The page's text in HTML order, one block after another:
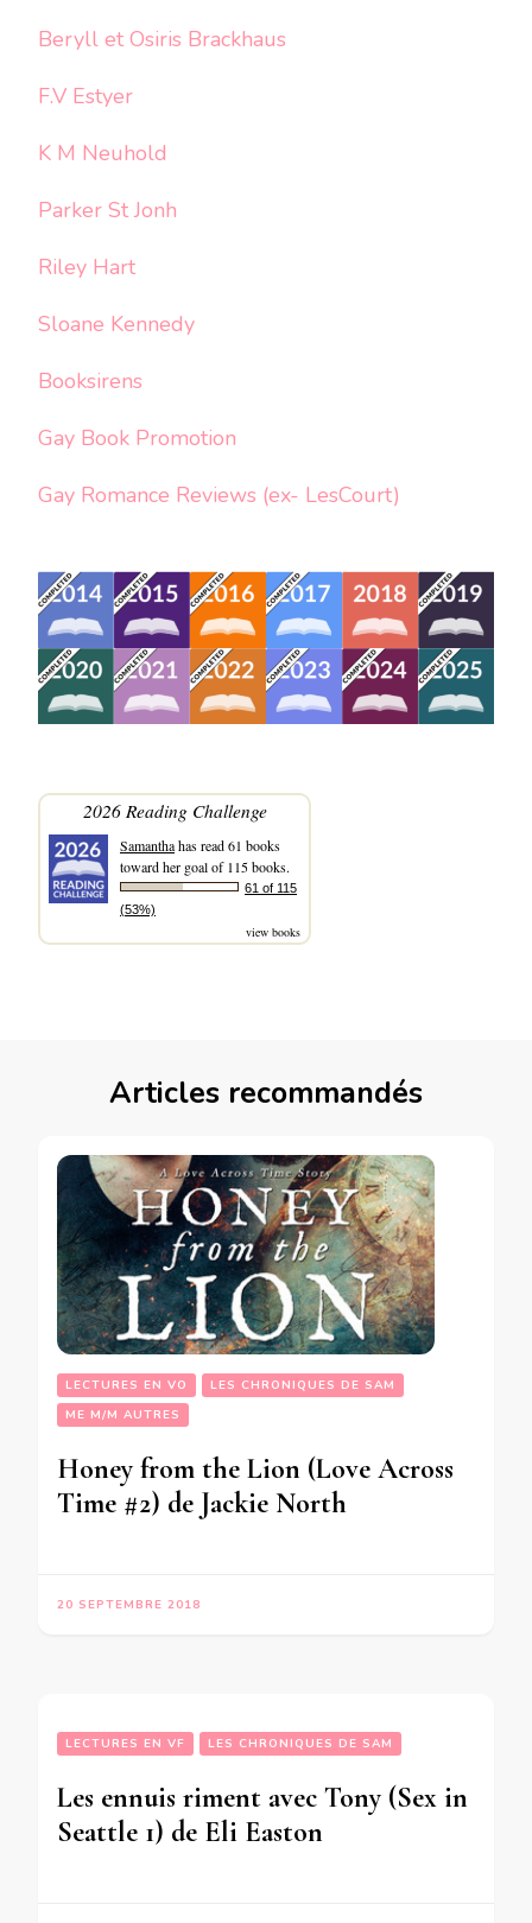
Beryll et Osiris Brackhaus
F.V Estyer
K M Neuhold
Parker St Jonh
Riley Hart
Sloane Kennedy
Booksirens
Gay Book Promotion
Gay Romance Reviews (ex- LesCourt)
2026 Reading Challenge
Samanthahas read 61 books
toward her goal of 115 books.
61 of 115
(53%)
view books
Articles recommandés
LECTURES EN VO
LES CHRONIQUES DE SAM
ME M/M AUTRES
Honey from the Lion (Love Across
Time #2) de Jackie North
20 SEPTEMBRE 2018
LECTURES EN VF LES CHRONIQUES DE SAM
Les ennuis riment avec Tony (Sex in
Seattle 1) de Eli Easton